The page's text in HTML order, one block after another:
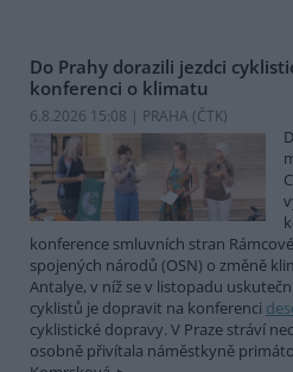
Do Prahy dorazili jezdci
konferenci o klimatu
6.8.2026 15:08 | PRAHA (ČTK)
konference smluvních stran
spojených národů (OSN) o změně
Antalye, v níž se v listopadu
cyklistů je dopravit na konferenci
cyklistické dopravy. V Praze stráví
osobně přivítala náměstkyně